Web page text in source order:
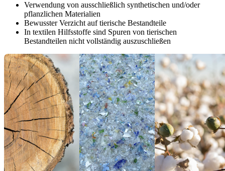
Verwendung von ausschließlich synthetischen und/oder
pflanzlichen Materialien
Bewusster Verzicht auf tierische Bestandteile
In textilen Hilfsstoffe sind Spuren von tierischen
Bestandteilen nicht vollständig auszuschließen